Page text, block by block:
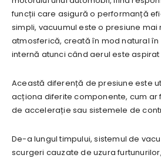
funcții care asigură o performanță
simpli, vacuumul este o presiune
atmosferică, creată în mod natural
internă atunci când aerul este aspirat
Această diferență de presiune este
acționa diferite componente, cum ar
de accelerație sau sistemele de
De-a lungul timpului, sistemul de
scurgeri cauzate de uzura